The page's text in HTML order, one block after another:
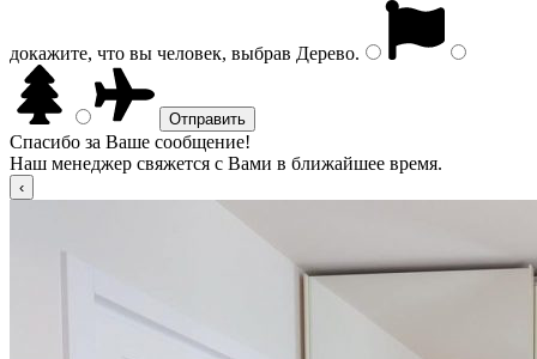
докажите, что вы человек, выбрав Дерево.
Спасибо за Ваше сообщение!
Наш менеджер свяжется с Вами в ближайшее время.